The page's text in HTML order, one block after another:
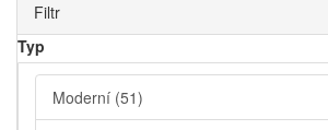
Filtr
Typ
Moderní (51)